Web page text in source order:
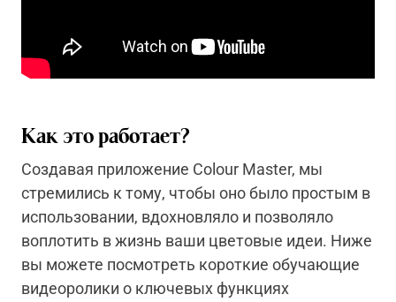
Как это работает?
Создавая приложение Colour Master, мы
стремились к тому, чтобы оно было простым в
использовании, вдохновляло и позволяло
воплотить в жизнь ваши цветовые идеи. Ниже
вы можете посмотреть короткие обучающие
видеоролики о ключевых функциях